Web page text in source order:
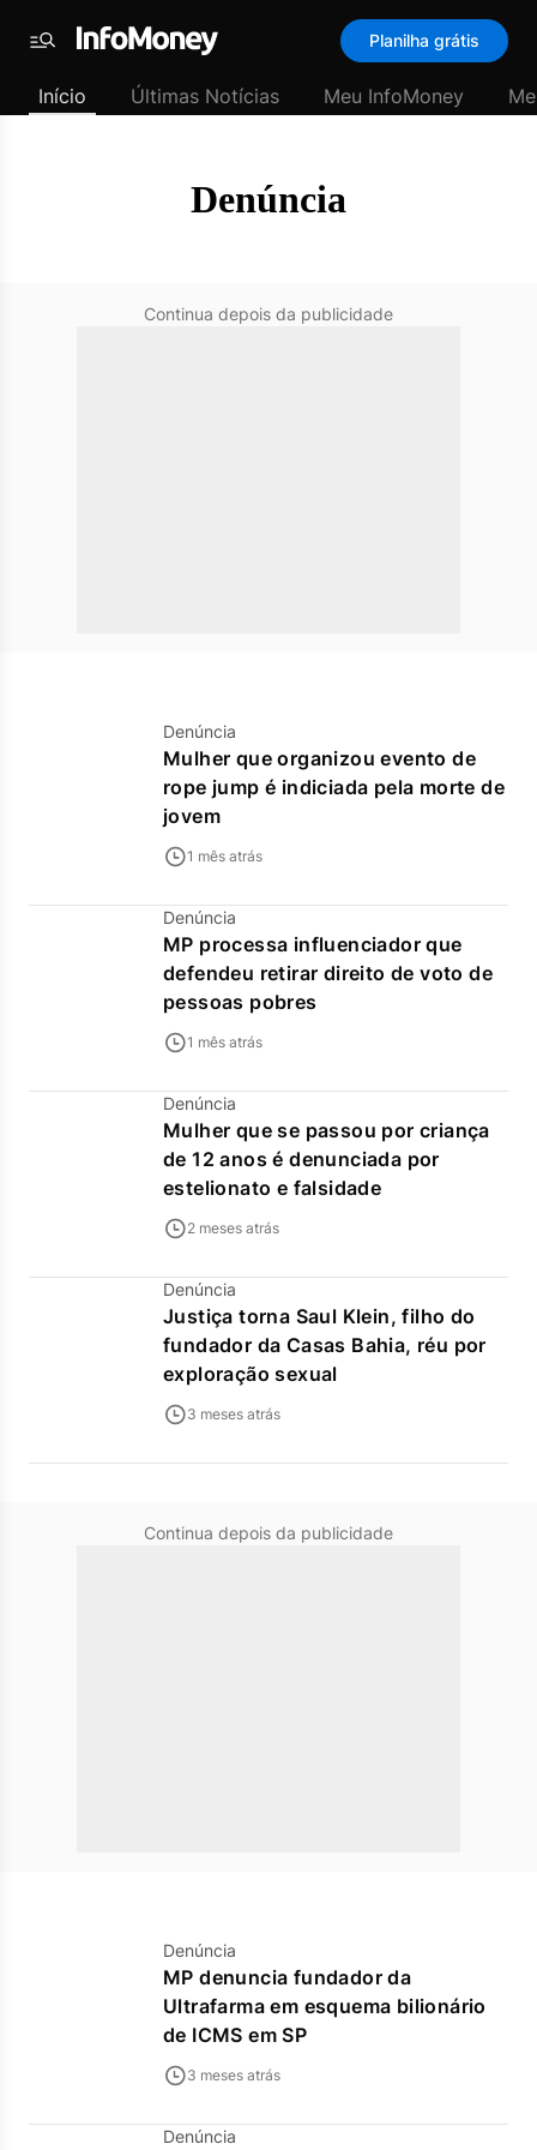
Padrão
Últimas
Menu
Planilha grátis
Início Últimas Notícias Meu InfoMoney
Denúncia
Continua depois da publicidade
Denúncia
Mulher que organizou evento de
rope jump é indiciada pela morte de
jovem
1 mês atrás
Denúncia
MP processa influenciador que
defendeu retirar direito de voto de
pessoas pobres
1 mês atrás
Denúncia
Mulher que se passou por criança
de 12 anos é denunciada por
estelionato e falsidade
2 meses atrás
Denúncia
Justiça torna Saul Klein, filho do
fundador da Casas Bahia, réu por
exploração sexual
3 meses atrás
Continua depois da publicidade
Denúncia
MP denuncia fundador da
Ultrafarma em esquema bilionário
de ICMS em SP
3 meses atrás
Denúncia